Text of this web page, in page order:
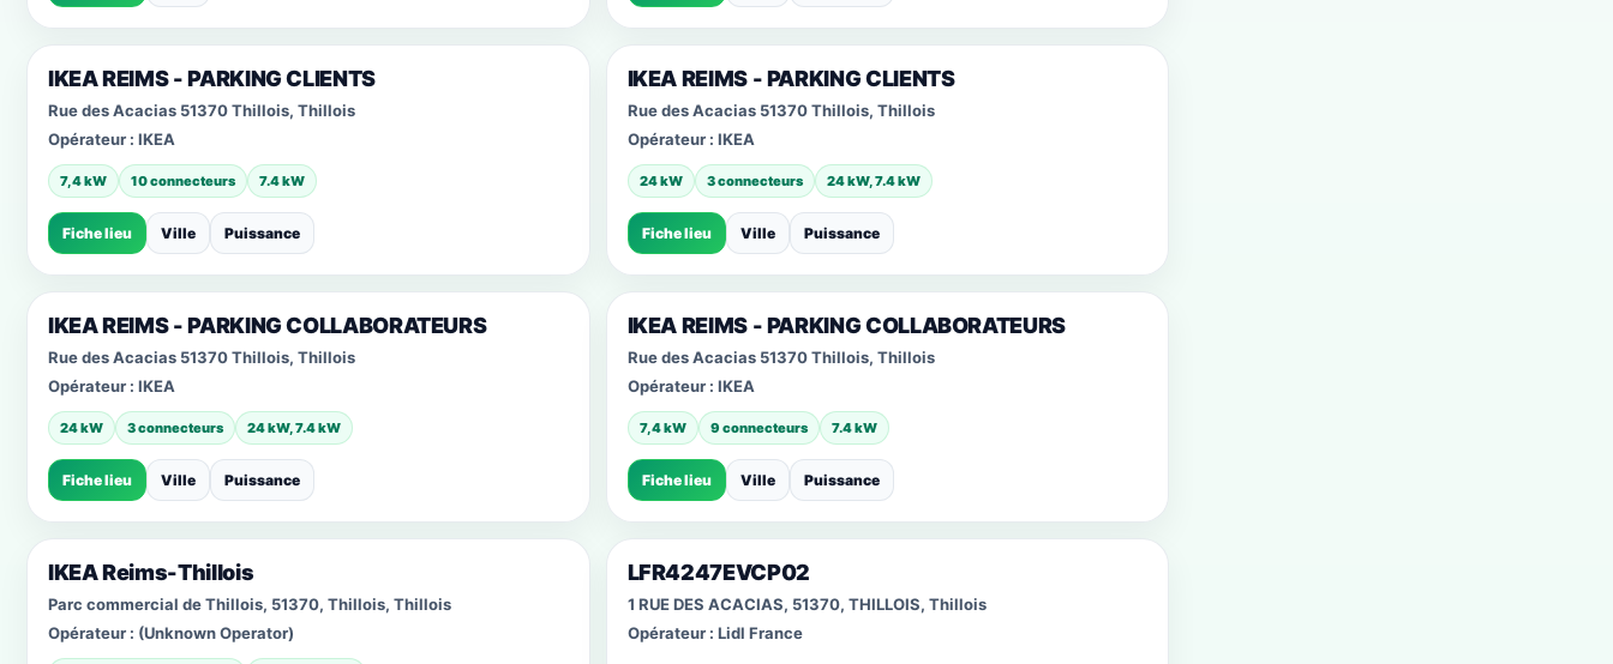
IKEA REIMS - PARKING CLIENTS
Rue des Acacias 51370 Thillois, Thillois
Opérateur : IKEA
7,4 kW 10 connecteurs 7.4 kW
Fiche lieu Ville Puissance
IKEA REIMS - PARKING CLIENTS
Rue des Acacias 51370 Thillois, Thillois
Opérateur : IKEA
24 kW 3 connecteurs 24 kW, 7.4 kW
Fiche lieu Ville Puissance
IKEA REIMS - PARKING COLLABORATEURS
Rue des Acacias 51370 Thillois, Thillois
Opérateur : IKEA
24 kW 3 connecteurs 24 kW, 7.4 kW
Fiche lieu Ville Puissance
IKEA REIMS - PARKING COLLABORATEURS
Rue des Acacias 51370 Thillois, Thillois
Opérateur : IKEA
7,4 kW 9 connecteurs 7.4 kW
Fiche lieu Ville Puissance
IKEA Reims-Thillois
Parc commercial de Thillois, 51370, Thillois, Thillois
Opérateur : (Unknown Operator)
LFR4247EVCP02
1 RUE DES ACACIAS, 51370, THILLOIS, Thillois
Opérateur : Lidl France